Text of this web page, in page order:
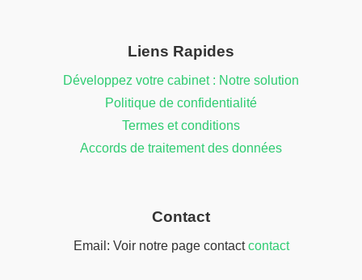
Liens Rapides
Développez votre cabinet : Notre solution
Politique de confidentialité
Termes et conditions
Accords de traitement des données
Contact
Email: Voir notre page contactcontact